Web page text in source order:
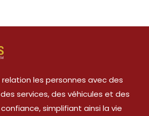
les personnes avec des
services, des véhicules et des
simplifiant ainsi la vie